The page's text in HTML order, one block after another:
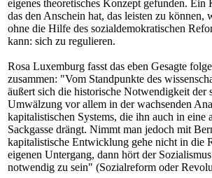
eigenes theoretisches Konzept gefunden. Ein
das den Anschein hat, das leisten zu können,
ohne die Hilfe des sozialdemokratischen
kann: sich zu regulieren.
Rosa Luxemburg fasst das eben Gesagte
zusammen: "Vom Standpunkte des
äußert sich die historische Notwendigkeit der
Umwälzung vor allem in der wachsenden
kapitalistischen Systems, die ihn auch in eine
Sackgasse drängt. Nimmt man jedoch mit
kapitalistische Entwicklung gehe nicht in die
eigenen Untergang, dann hört der
notwendig zu sein" (Sozialreform oder